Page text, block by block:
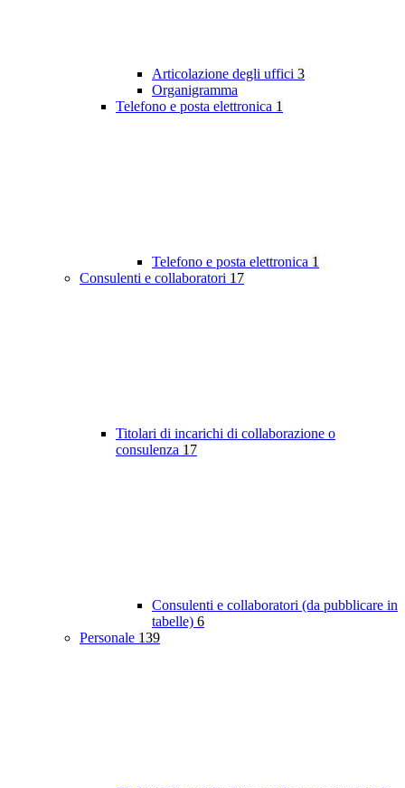
Articolazione degli uffici 3
Organigramma
Telefono e posta elettronica 1
Telefono e posta elettronica 1
Consulenti e collaboratori 17
Titolari di incarichi di collaborazione o
consulenza 17
Consulenti e collaboratori (da pubblicare in
tabelle) 6
Personale 139